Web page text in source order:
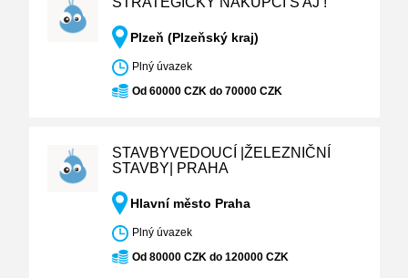
Plzeň (Plzeňský kraj)
Plný úvazek
Od 60000 CZK do 70000 CZK
STAVBYVEDOUCÍ |ŽELEZNIČNÍ
STAVBY| PRAHA
Hlavní město Praha
Plný úvazek
Od 80000 CZK do 120000 CZK